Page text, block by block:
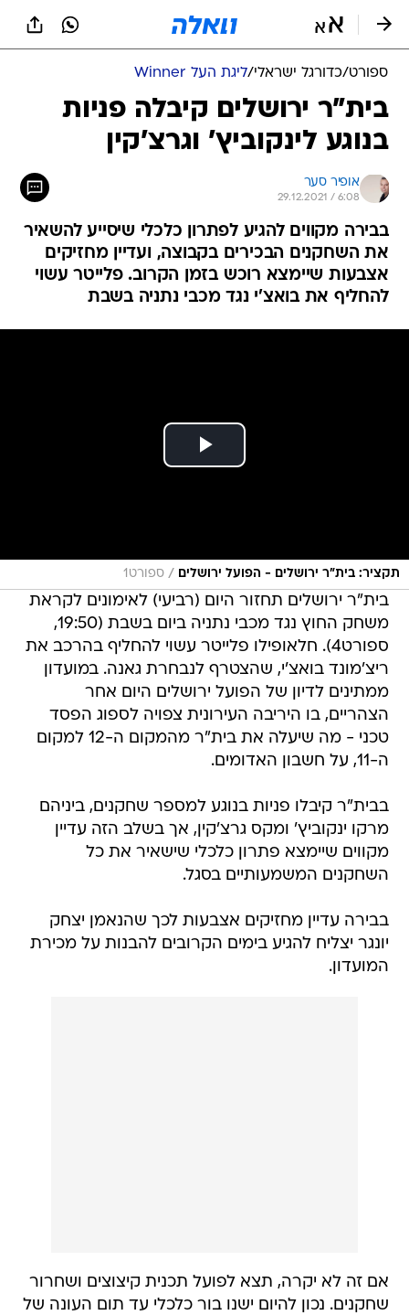
ספורט/כדורגל ישראלי/ליגת העל Winner
בית"ר ירושלים קיבלה פניות
בנוגע לינקוביץ' וגרצ'קין
אופיר סער
29.12.2021 / 6:08
בבירה מקווים להגיע לפתרון כלכלי שיסייע להשאיר
את השחקנים הבכירים בקבוצה, ועדיין מחזיקים
אצבעות שיימצא רוכש בזמן הקרוב. פלייטר עשוי
להחליף את בואצ'י נגד מכבי נתניה בשבת
תקציר: בית"ר ירושלים - הפועל ירושלים / ספורט1
בית"ר ירושלים תחזור היום (רביעי) לאימונים לקראת
משחק החוץ נגד מכבי נתניה ביום בשבת (19:50,
ספורט4). חלאופילו פלייטר עשוי להחליף בהרכב את
ריצ'מונד בואצ'י, שהצטרף לנבחרת גאנה. במועדון
ממתינים לדיון של הפועל ירושלים היום אחר
הצהריים, בו היריבה העירונית צפויה לספוג הפסד
טכני - מה שיעלה את בית"ר מהמקום ה-12 למקום
ה-11, על חשבון האדומים.
בבית"ר קיבלו פניות בנוגע למספר שחקנים, ביניהם
מרקו ינקוביץ' ומקס גרצ'קין, אך בשלב הזה עדיין
מקווים שיימצא פתרון כלכלי שישאיר את כל
השחקנים המשמעותיים בסגל.
בבירה עדיין מחזיקים אצבעות לכך שהנאמן יצחק
יונגר יצליח להגיע בימים הקרובים להבנות על מכירת
המועדון.
אם זה לא יקרה, תצא לפועל תכנית קיצוצים ושחרור
שחקנים. נכון להיום ישנו בור כלכלי עד תום העונה של